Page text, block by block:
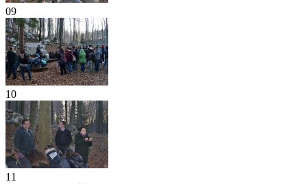
09
10
11